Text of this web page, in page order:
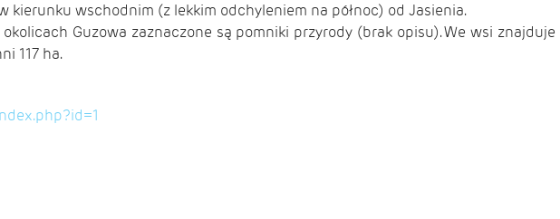
kierunku wschodnim (z lekkim odchyleniem na północ) od Jasienia.
Guzowa zaznaczone są pomniki przyrody (brak opisu). We wsi
117 ha.